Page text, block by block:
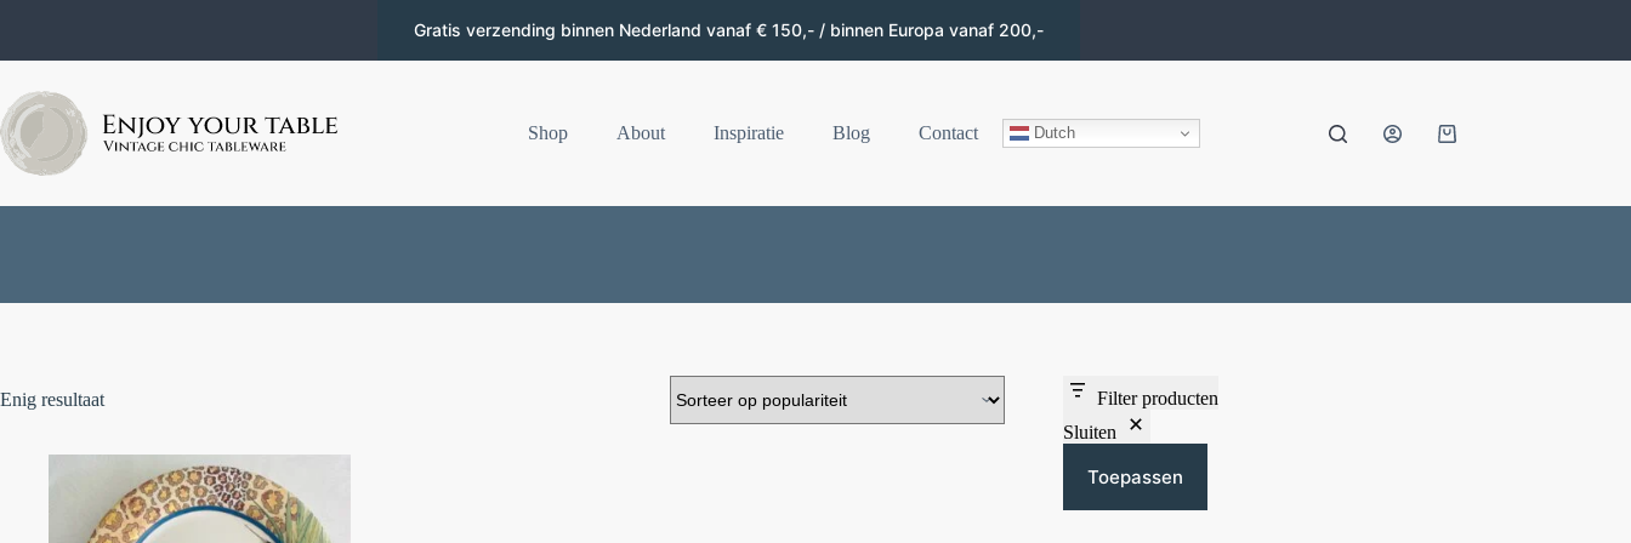
Gratis verzending binnen Nederland vanaf € 150,- / binnen Europa vanaf 200,-
Shop About Inspiratie Blog Contact Dutch
Enig resultaat
Filter producten
Sluiten
Toepassen